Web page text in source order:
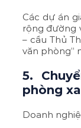
Các dự án
rộng đường
– cầu Thủ
văn phòng”
5.
phòng
Doanh